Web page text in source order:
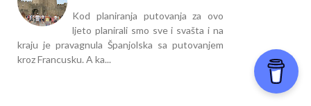
Kod planiranja putovanja za ovo
ljeto planirali smo sve i svašta i na
kraju je pravagnula Španjolska sa putovanjem
kroz Francusku. A ka...